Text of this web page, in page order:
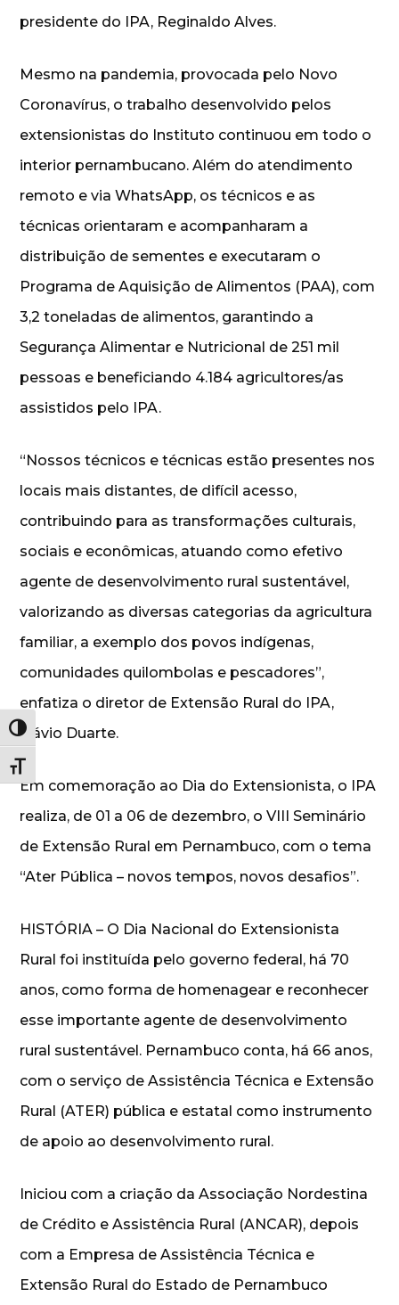
Alternar alto contraste
Alternar tamanho da fonte
presidente do IPA, Reginaldo Alves.
Mesmo na pandemia, provocada pelo Novo
Coronavírus, o trabalho desenvolvido pelos
extensionistas do Instituto continuou em todo o
interior pernambucano. Além do atendimento
remoto e via WhatsApp, os técnicos e as
técnicas orientaram e acompanharam a
distribuição de sementes e executaram o
Programa de Aquisição de Alimentos (PAA), com
3,2 toneladas de alimentos, garantindo a
Segurança Alimentar e Nutricional de 251 mil
pessoas e beneficiando 4.184 agricultores/as
assistidos pelo IPA.
“Nossos técnicos e técnicas estão presentes nos
locais mais distantes, de difícil acesso,
contribuindo para as transformações culturais,
sociais e econômicas, atuando como efetivo
agente de desenvolvimento rural sustentável,
valorizando as diversas categorias da agricultura
familiar, a exemplo dos povos indígenas,
comunidades quilombolas e pescadores”,
enfatiza o diretor de Extensão Rural do IPA,
Flávio Duarte.
Em comemoração ao Dia do Extensionista, o IPA
realiza, de 01 a 06 de dezembro, o VIII Seminário
de Extensão Rural em Pernambuco, com o tema
“Ater Pública – novos tempos, novos desafios”.
HISTÓRIA – O Dia Nacional do Extensionista
Rural foi instituída pelo governo federal, há 70
anos, como forma de homenagear e reconhecer
esse importante agente de desenvolvimento
rural sustentável. Pernambuco conta, há 66 anos,
com o serviço de Assistência Técnica e Extensão
Rural (ATER) pública e estatal como instrumento
de apoio ao desenvolvimento rural.
Iniciou com a criação da Associação Nordestina
de Crédito e Assistência Rural (ANCAR), depois
com a Empresa de Assistência Técnica e
Extensão Rural do Estado de Pernambuco